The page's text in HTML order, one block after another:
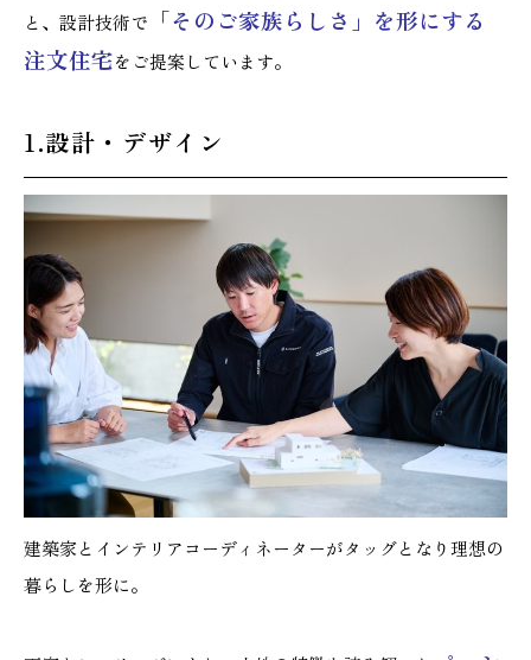
と、設計技術で
「そのご家族らし さ」を形にする
注文住宅をご提案しています。
1.設計・デザイン
建築家とインテリアコーディネーターがタッグとなり理想の
暮らしを形に。